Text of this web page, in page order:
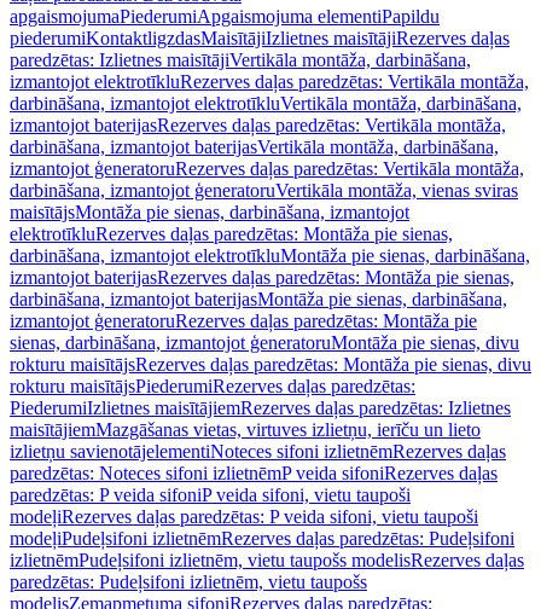
apgaismojumaPiederumiApgaismojuma elementiPapildu
piederumiKontaktligzdasMaisītājiIzlietnes maisītājiRezerves daļas
paredzētas: Izlietnes maisītājiVertikāla montāža, darbināšana,
izmantojot elektrotīkluRezerves daļas paredzētas: Vertikāla montāža,
darbināšana, izmantojot elektrotīkluVertikāla montāža, darbināšana,
izmantojot baterijasRezerves daļas paredzētas: Vertikāla montāža,
darbināšana, izmantojot baterijasVertikāla montāža, darbināšana,
izmantojot ģeneratoruRezerves daļas paredzētas: Vertikāla montāža,
darbināšana, izmantojot ģeneratoruVertikāla montāža, vienas sviras
maisītājsMontāža pie sienas, darbināšana, izmantojot
elektrotīkluRezerves daļas paredzētas: Montāža pie sienas,
darbināšana, izmantojot elektrotīkluMontāža pie sienas, darbināšana,
izmantojot baterijasRezerves daļas paredzētas: Montāža pie sienas,
darbināšana, izmantojot baterijasMontāža pie sienas, darbināšana,
izmantojot ģeneratoruRezerves daļas paredzētas: Montāža pie
sienas, darbināšana, izmantojot ģeneratoruMontāža pie sienas, divu
rokturu maisītājsRezerves daļas paredzētas: Montāža pie sienas, divu
rokturu maisītājsPiederumiRezerves daļas paredzētas:
PiederumiIzlietnes maisītājiemRezerves daļas paredzētas: Izlietnes
maisītājiemMazgāšanas vietas, virtuves izlietņu, ierīču un lieto
izlietņu savienotājelementiNoteces sifoni izlietnēmRezerves daļas
paredzētas: Noteces sifoni izlietnēmP veida sifoniRezerves daļas
paredzētas: P veida sifoniP veida sifoni, vietu taupoši
modeļiRezerves daļas paredzētas: P veida sifoni, vietu taupoši
modeļiPudeļsifoni izlietnēmRezerves daļas paredzētas: Pudeļsifoni
izlietnēmPudeļsifoni izlietnēm, vietu taupošs modelisRezerves daļas
paredzētas: Pudeļsifoni izlietnēm, vietu taupošs
modelisZemapmetuma sifoniRezerves daļas paredzētas: